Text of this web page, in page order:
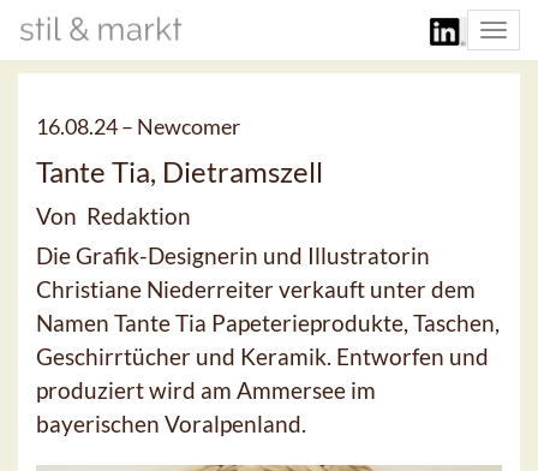
16.08.24 – Newcomer
Tante Tia, Dietramszell
Von Redaktion
Die Grafik-Designerin und Illustratorin
Christiane Niederreiter verkauft unter dem
Namen Tante Tia Papeterieprodukte, Taschen,
Geschirrtücher und Keramik. Entworfen und
produziert wird am Ammersee im
bayerischen Voralpenland.